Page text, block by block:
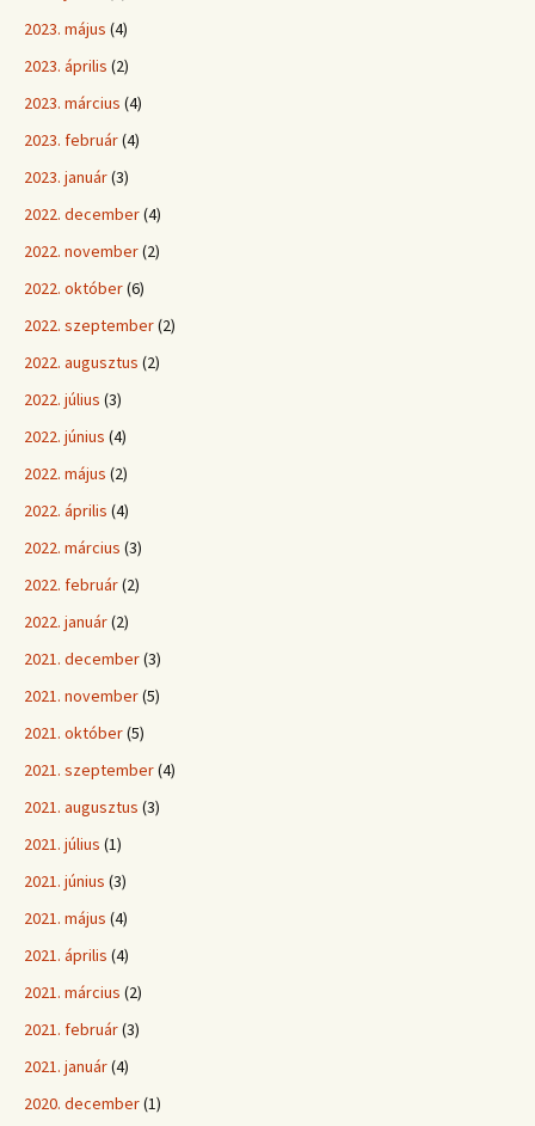
2023. május (4)
2023. április (2)
2023. március (4)
2023. február(4)
2023. január(3)
2022. december(4)
2022. november(2)
2022. október(6)
2022. szeptember(2)
2022. augusztus (2)
2022. július (3)
2022. június (4)
2022. május (2)
2022. április (4)
2022. március (3)
2022. február(2)
2022. január(2)
2021. december(3)
2021. november(5)
2021. október(5)
2021. szeptember(4)
2021. augusztus (3)
2021. július (1)
2021. június (3)
2021. május (4)
2021. április (4)
2021. március (2)
2021. február(3)
2021. január(4)
2020. december(1)